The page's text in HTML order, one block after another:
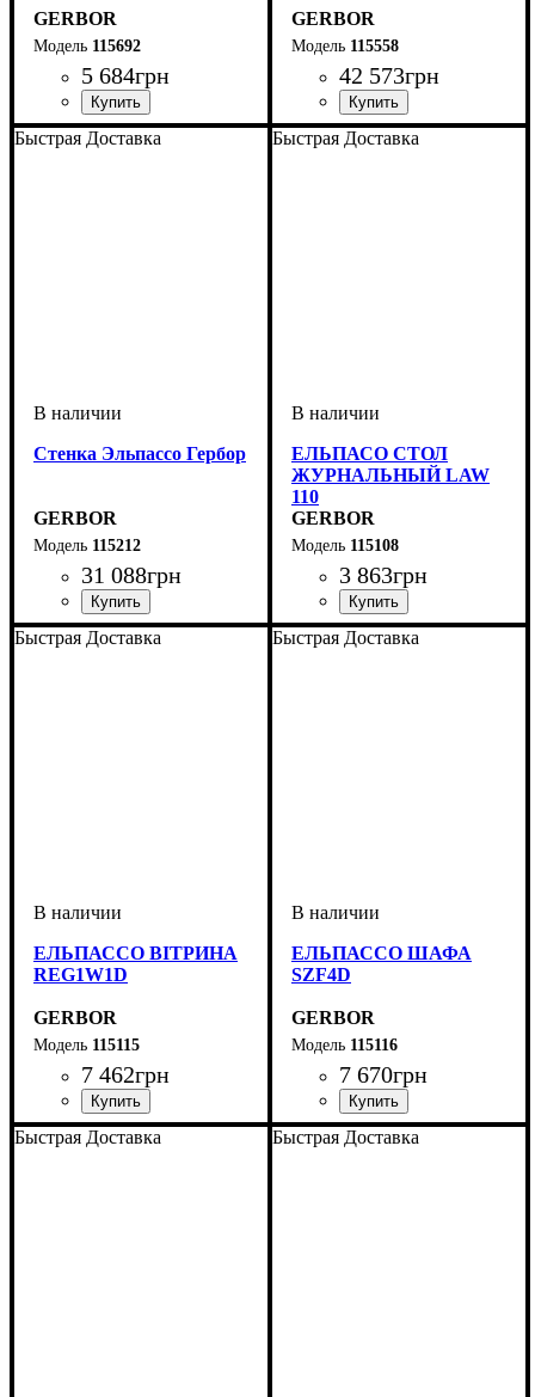
GERBOR
115692
5 684грн
GERBOR
115558
42 573грн
Быстрая Доставка
Стенка Эльпассо Гербор
GERBOR
115212
31 088грн
Быстрая Доставка
ЕЛЬПАСО СТОЛ
ЖУРНАЛЬНЫЙ LAW
110
GERBOR
115108
3 863грн
Быстрая Доставка
ЕЛЬПАССО ВІТРИНА
REG1W1D
GERBOR
115115
7 462грн
Быстрая Доставка
ЕЛЬПАССО ШАФА
SZF4D
GERBOR
115116
7 670грн
Быстрая Доставка Быстрая Доставка